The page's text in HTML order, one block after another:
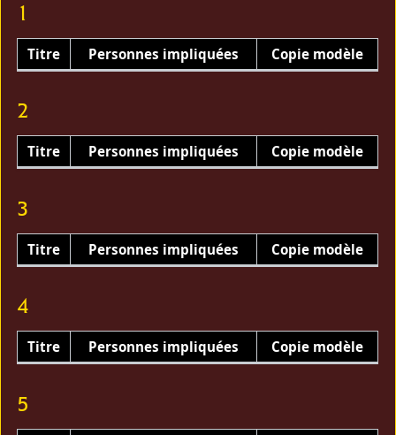
1
Titre Personnes impliquées Copie modèle
2
Titre Personnes impliquées Copie modèle
3
Titre Personnes impliquées Copie modèle
4
Titre Personnes impliquées Copie modèle
5